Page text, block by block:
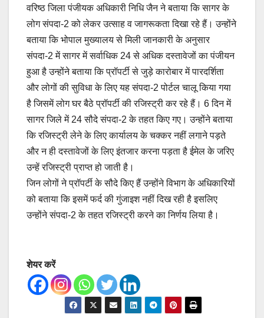
वरिष्ठ जिला पंजीयक अधिकारी निधि जैन ने बताया कि सागर के
लोग संपदा-2 को लेकर उत्साह व जागरूकता दिखा रहे हैं। उन्होंने
बताया कि भोपाल मुख्यालय से मिली जानकारी के अनुसार
संपदा-2 में सागर में सर्वाधिक 24 से अधिक दस्तावेजों का पंजीयन
हुआ है उन्होंने बताया कि प्रॉपर्टी से जुड़े कारोबार में पारदर्शिता
और लोगों की सुविधा के लिए यह संपदा-2 पोर्टल चालू किया गया
है जिसमें लोग घर बैठे प्रॉपर्टी की रजिस्ट्री कर रहे हैं। 6 दिन में
सागर जिले में 24 सौदे संपदा-2 के तहत किए गए। उन्होंने बताया
कि रजिस्ट्री लेने के लिए कार्यालय के चक्कर नहीं लगाने पड़ते
और न ही दस्तावेजों के लिए इंतजार करना पड़ता है ईमेल के जरिए
उन्हें रजिस्ट्री प्राप्त हो जाती है।
जिन लोगों ने प्रॉपर्टी के सौदे किए हैं उन्होंने विभाग के अधिकारियों
को बताया कि इसमें फर्द की गुंजाइश नहीं दिख रही है इसलिए
उन्होंने संपदा-2 के तहत रजिस्ट्री करने का निर्णय लिया है।
शेयर करें